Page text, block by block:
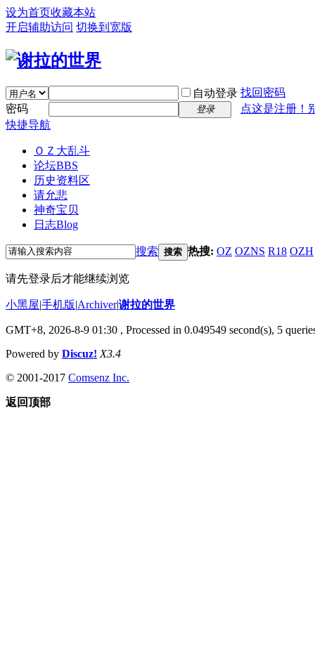
设为首页收藏本站
开启辅助访问 切换到宽版
自动登录 找回密码
密码
登录
点这是注册！
快捷导航
ＯＺ大乱斗
论坛BBS
历史资料区
请允悲
神奇宝贝
日志Blog
搜索 搜索 热搜: OZ OZNS R18 OZH
请先登录后才能继续浏览
小黑屋|手机版|Archiver|谢拉的世界
GMT+8, 2026-8-9 01:30 , Processed in 0.049549 second(s), 5
Powered by Discuz! X3.4
© 2001-2017 Comsenz Inc.
返回顶部